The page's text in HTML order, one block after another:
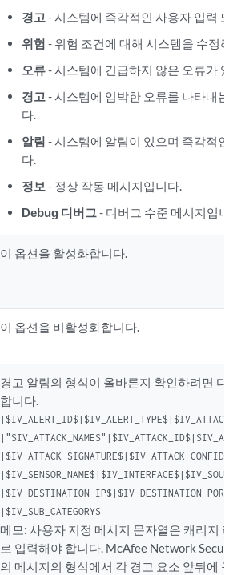
경고 - 시스템에 즉각적인 사용자 입력
위험 - 위험 조건에 대해 시스템을 수정해
오류- 시스템에 긴급하지 않은 오류가 있
경고 - 시스템에 임박한 오류를 나타내는
다.
알림 - 시스템에 알림이 있으며 즉각적인
다.
정보 - 정상 작동 메시지입니다.
Debug 디버그- 디버그 수준 메시지입니
이 옵션을 활성화합니다.
이 옵션을 비활성화합니다.
경고 알림의 형식이 올바른지 확인하려면 다
합니다.
|$IV_SUB_CATEGORY$
메모: 사용자 지정 메시지 문자열은 캐리지
로 입력해야 합니다. McAfee Network
의 메시지의 형식에서 각 경고 요소 앞뒤에